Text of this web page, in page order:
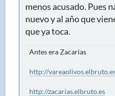
menos acusado. Pues
nuevo y al año que
que ya toca.
Antes era Zacarias
http://
http://zacarias.elbruto.es